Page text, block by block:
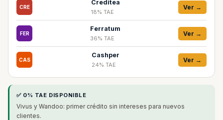
CRE
Creditea
18% TAE
Ver →
FER
Ferratum
36% TAE
Ver →
CAS
Cashper
24% TAE
Ver →
✅ 0% TAE DISPONIBLE
Vivus y Wandoo: primer crédito sin intereses para nuevos
clientes.